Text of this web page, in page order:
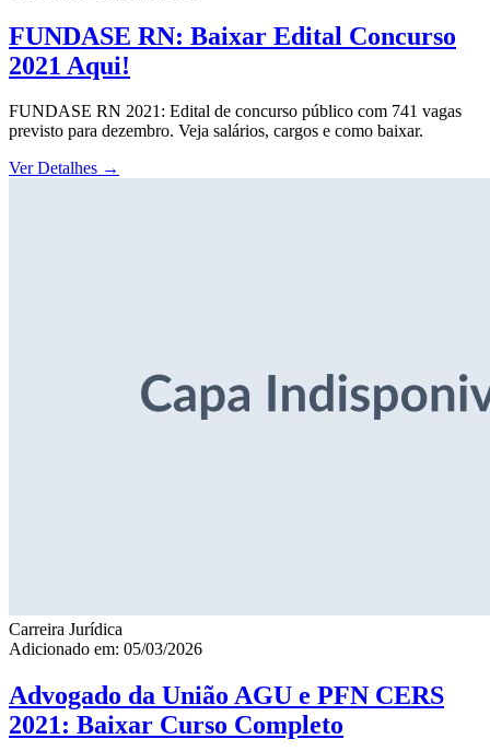
FUNDASE RN: Baixar Edital Concurso
2021 Aqui!
FUNDASE RN 2021: Edital de concurso público com 741 vagas
previsto para dezembro. Veja salários, cargos e como baixar.
Ver Detalhes →
Carreira Jurídica
Adicionado em: 05/03/2026
Advogado da União AGU e PFN CERS
2021: Baixar Curso Completo